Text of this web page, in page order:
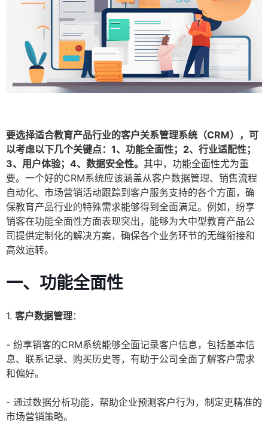
要选择适合教育产品行业的客户关系管理系统（CRM），可
以考虑以下几个关键点：1、功能全面性；2、行业适配性；
3、用户体验；4、数据安全性。 其中，功能全面性尤为重
要。一个好的CRM系统应该涵盖从客户数据管理、销售流程
自动化、市场营销活动跟踪到客户服务支持的各个方面，确
保教育产品行业的特殊需求能够得到全面满足。例如，纷享
销客在功能全面性方面表现突出，能够为大中型教育产品公
司提供定制化的解决方案，确保各个业务环节的无缝衔接和
高效运转。
一、功能全面性
1. 客户数据管理：
- 纷享销客的CRM系统能够全面记录客户信息，包括基本信
息、联系记录、购买历史等，有助于公司全面了解客户需求
和偏好。
- 通过数据分析功能，帮助企业预测客户行为，制定更精准的
市场营销策略。